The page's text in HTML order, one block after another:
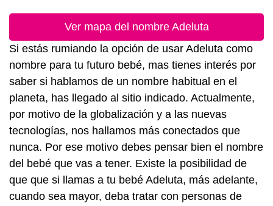
Ver mapa del nombre Adeluta
Si estás rumiando la opción de usar Adeluta como
nombre para tu futuro bebé, mas tienes interés por
saber si hablamos de un nombre habitual en el
planeta, has llegado al sitio indicado. Actualmente,
por motivo de la globalización y a las nuevas
tecnologías, nos hallamos más conectados que
nunca. Por ese motivo debes pensar bien el nombre
del bebé que vas a tener. Existe la posibilidad de
que que si llamas a tu bebé Adeluta, más adelante,
cuando sea mayor, deba tratar con personas de